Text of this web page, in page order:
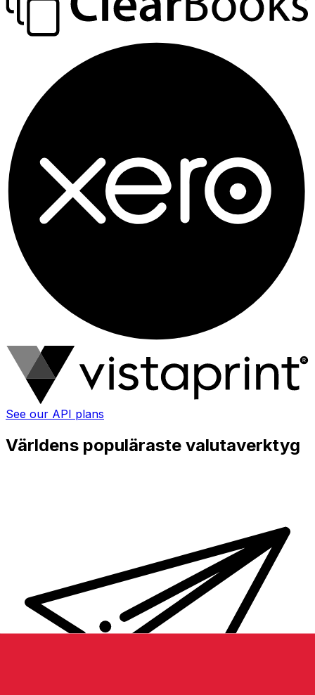
See our API plans
Världens populäraste valutaverktyg